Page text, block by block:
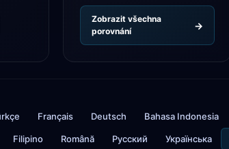
Zobrazit všechna
porovnání
Français Deutsch Bahasa Indonesia
Filipino Română Русский Українська